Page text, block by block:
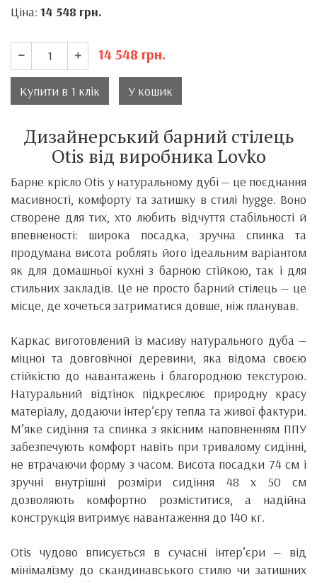
Ціна: 14 548 грн.
14 548 грн.
Купити в 1 клік У кошик
Дизайнерський барний стілець
Otis від виробника Lovko
Барне крісло Otis у натуральному дубі — це поєднання
масивності, комфорту та затишку в стилі hygge. Воно
створене для тих, хто любить відчуття стабільності й
впевненості: широка посадка, зручна спинка та
продумана висота роблять його ідеальним варіантом
як для домашньої кухні з барною стійкою, так і для
стильних закладів. Це не просто барний стілець — це
місце, де хочеться затриматися довше, ніж планував.
Каркас виготовлений із масиву натурального дуба —
міцної та довговічної деревини, яка відома своєю
стійкістю до навантажень і благородною текстурою.
Натуральний відтінок підкреслює природну красу
матеріалу, додаючи інтер’єру тепла та живої фактури.
М’яке сидіння та спинка з якісним наповненням ППУ
забезпечують комфорт навіть при тривалому сидінні,
не втрачаючи форму з часом. Висота посадки 74 см і
зручні внутрішні розміри сидіння 48 х 50 см
дозволяють комфортно розміститися, а надійна
конструкція витримує навантаження до 140 кг.
Otis чудово вписується в сучасні інтер’єри — від
мінімалізму до скандинавського стилю чи затишних